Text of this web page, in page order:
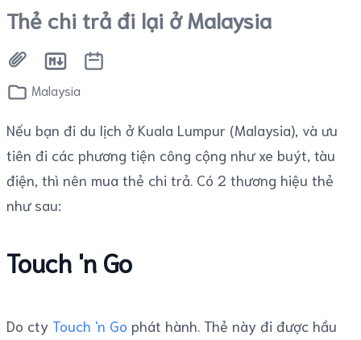
Thẻ chi trả đi lại ở Malaysia
Malaysia
Nếu bạn đi du lịch ở Kuala Lumpur (Malaysia), và ưu
tiên đi các phương tiện công cộng như xe buýt, tàu
điện, thì nên mua thẻ chi trả. Có 2 thương hiệu thẻ
như sau:
Touch 'n Go
Do cty Touch 'n Go phát hành. Thẻ này đi được hầu